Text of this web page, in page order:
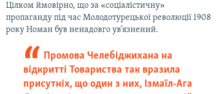
Цілком ймовірно, що за «соціалістичну»
пропаганду під час Молодотурецької революції 1908
року Номан був ненадовго ув’язнений.
Промова Челебіджихана на
відкритті Товариства так вразила
присутніх, що один з них, Ізмаїл-Ага